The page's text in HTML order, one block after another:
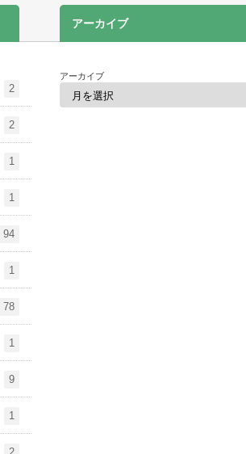
2
2
1
1
94
1
78
1
9
1
アーカイブ
アーカイブ